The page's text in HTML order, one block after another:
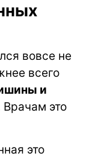
вовсе не
всего
и
Врачам это
это